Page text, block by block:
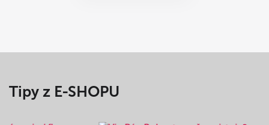
Tipy z E-SHOPU